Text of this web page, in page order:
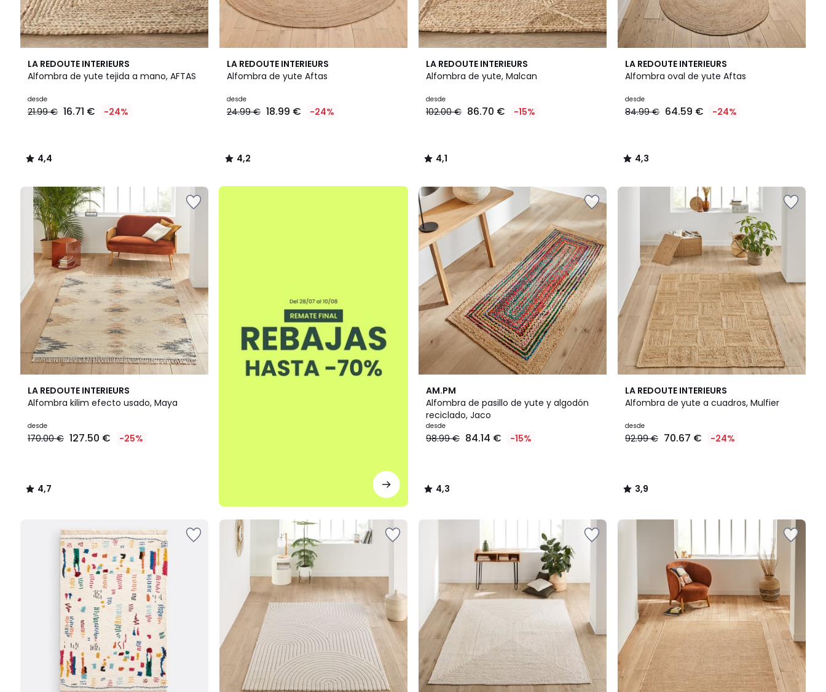
LA REDOUTE INTERIEURS
Alfombra de yute tejida a mano, AFTAS
Precio
a
€
lugar
de
21.99
€
24%
descuento
aplicado.
desde
21.99 € 16.71 € -24%
4,4
/ 5
4,4
/
LA REDOUTE INTERIEURS
Alfombra de yute Aftas
desde
24.99 € 18.99 € -24%
4,2
/ 5
4,2
/
LA REDOUTE INTERIEURS
Alfombra de yute, Malcan
desde
102.00 € 86.70 € -15%
4,1
/ 5
4,1
/
LA REDOUTE INTERIEURS
Alfombra oval de yute Aftas
desde
84.99 € 64.59 € -24%
4,3
/ 5
4,3
/
LA REDOUTE INTERIEURS
Alfombra kilim efecto usado, Maya
desde
170.00 € 127.50 € -25%
4,7
/ 5
4,7
/
.
AM.PM
Alfombra de pasillo de yute y algodón
reciclado, Jaco
desde
98.99 € 84.14 € -15%
4,3
/ 5
4,3
/
LA REDOUTE INTERIEURS
Alfombra de yute a cuadros, Mulfier
desde
92.99 € 70.67 € -24%
3,9
/ 5
3,9
/